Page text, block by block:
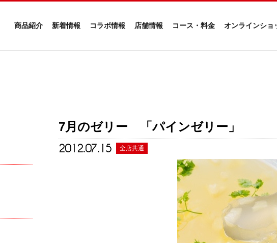
商品紹介 新着情報 コラボ情報 店舗情報 コース・料金 オンラインショ
7月のゼリー 「パインゼリー」
2012.07.15 全店共通